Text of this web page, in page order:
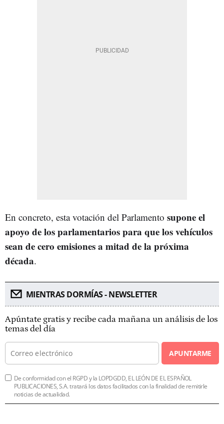
En concreto, esta votación del Parlamento supone el
apoyo de los parlamentarios para que los vehículos
sean de cero emisiones a mitad de la próxima
década.
MIENTRAS DORMÍAS - NEWSLETTER
Apúntate gratis y recibe cada mañana un análisis de los
temas del día
APUNTARME
De conformidad con el RGPD y la LOPDGDD, EL LEÓN DE EL ESPAÑOL
PUBLICACIONES, S.A. tratará los datos facilitados con la finalidad de remitirle
noticias de actualidad.